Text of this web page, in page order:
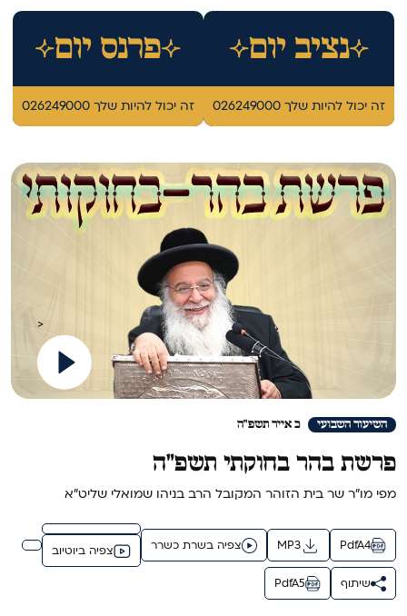
פרנס יום
זה יכול להיות שלך 026249000
נציב יום
זה יכול להיות שלך 026249000
>
כ אייר תשפ"ה השיעור השבועי
פרשת בהר בחוקתי תשפ"ה
מפי מו"ר שר בית הזוהר המקובל הרב בניהו שמואלי שליט"א
צפיה ביוטיוב צפיה בשרת כשרר MP3 PdfA4
PdfA5 שיתוף